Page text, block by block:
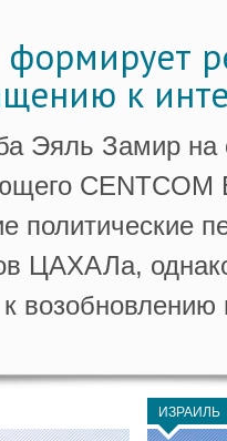
к
Эяль Замир
политические
ЦАХАЛа,
к
ИЗРАИЛЬ